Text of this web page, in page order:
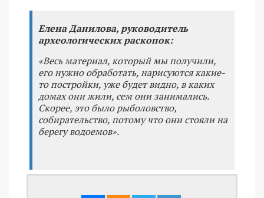
Елена Данилова, руководитель
археологических раскопок:
«Весь материал, который мы получили,
его нужно обработать, нарисуются какие-
то постройки, уже будет видно, в каких
домах они жили, сем они занимались.
Скорее, это было рыболовство,
собирательство, потому что они стояли на
берегу водоемов».